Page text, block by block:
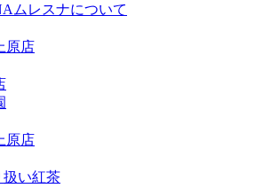
ムレスナについて
原店
原店
扱い紅茶